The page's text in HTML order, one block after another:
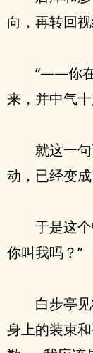
向，再转回
“——你在
来，并中气十
就这一
动，已经变
于是这
你叫我吗？”
白步亭
身上的装束